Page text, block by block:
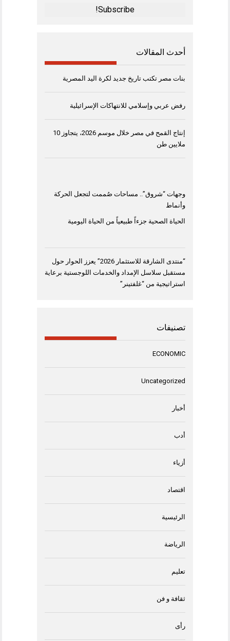
أحدث المقالات
بنات مصر تكتب تاريخ جديد لكرة اليد المصرية
رفض عربي وإسلامي للانتهاكات الإسرائيلية
إنتاج القمح في مصر خلال موسم 2026، يتجاوز 10
ملايين طن
وجهات “شروق”.. مساحات صُممت لتجعل الحركة
وأنماط
الحياة الصحية جزءاً طبيعياً من الحياة اليومية
“منتدى الشارقة للاستثمار 2026” يعزز الحوار حول
مستقبل سلاسل الإمداد والخدمات اللوجستية برعاية
استراتيجية من “غلفتينر”
تصنيفات
ECONOMIC
Uncategorized
أخبار
أدب
أزياء
اقتصاد
الرئيسية
الرياضة
تعليم
ثقافة و فن
رأى